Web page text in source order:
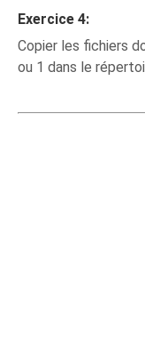
Exercice 4:
Copier les fichiers
ou 1 dans le